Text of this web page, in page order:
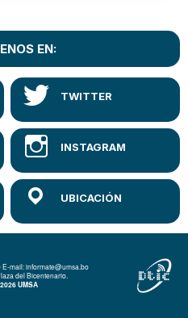
EN:
mail: informate@umsa.bo
del Bicentenario.
UMSA